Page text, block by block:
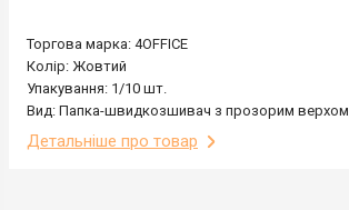
Торгова марка: 4OFFICE
Колір: Жовтий
Упакування: 1/10 шт.
Вид: Папка-швидкозшивач з прозорим верхом
Детальніше про товар